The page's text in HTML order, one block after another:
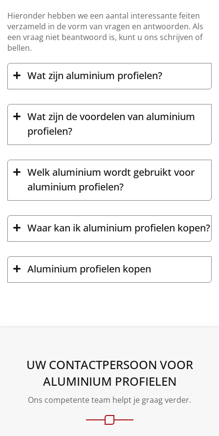
Hieronder hebben we een aantal interessante feiten
verzameld in de vorm van vragen en antwoorden. Als
een vraag niet beantwoord is, kunt u ons schrijven of
bellen.
Wat zijn aluminium profielen?
Wat zijn de voordelen van aluminium
profielen?
Welk aluminium wordt gebruikt voor
aluminium profielen?
Waar kan ik aluminium profielen kopen?
Aluminium profielen kopen
UW CONTACTPERSOON VOOR
ALUMINIUM PROFIELEN
Ons competente team helpt je graag verder.